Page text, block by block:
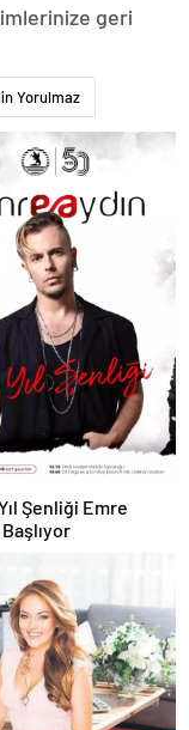
geri
Yorulmaz
Şenliği Emre